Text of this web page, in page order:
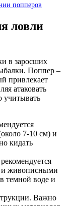
попперов
ловли
в заросших
Поппер –
привлекает
атаковать
учитывать
7-10 см) и
кидать
и живописными
темной воде и
Важно